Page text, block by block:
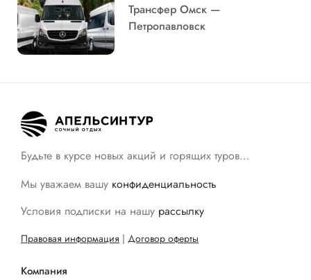
Трансфер Омск —
Петропавловск
Будьте в курсе новых акций и горящих туров…
Мы уважаем вашу конфиденциальность
Условия подписки на нашу рассылку
Правовая информация | Договор оферты
Компания